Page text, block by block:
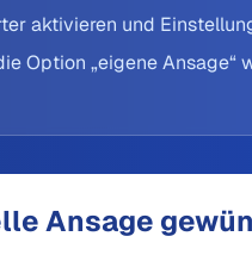
aktivieren und
Option „eigene Ansage“
Ansage